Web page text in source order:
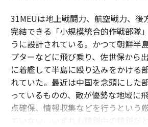
31MEUは地上戦闘力、航空戦力、後
完結できる「小規模統合的作戦部隊
うに設計されている。かつて朝鮮半
プターなどに飛び乗り、佐世保から
に着艦して半島に殴り込みをかける
れていた。最近は中国を念頭にした
っているものの、敵が優勢な地域に
点確保、情報収集などを行うという
ていない。いずれも精鋭中の精鋭だ